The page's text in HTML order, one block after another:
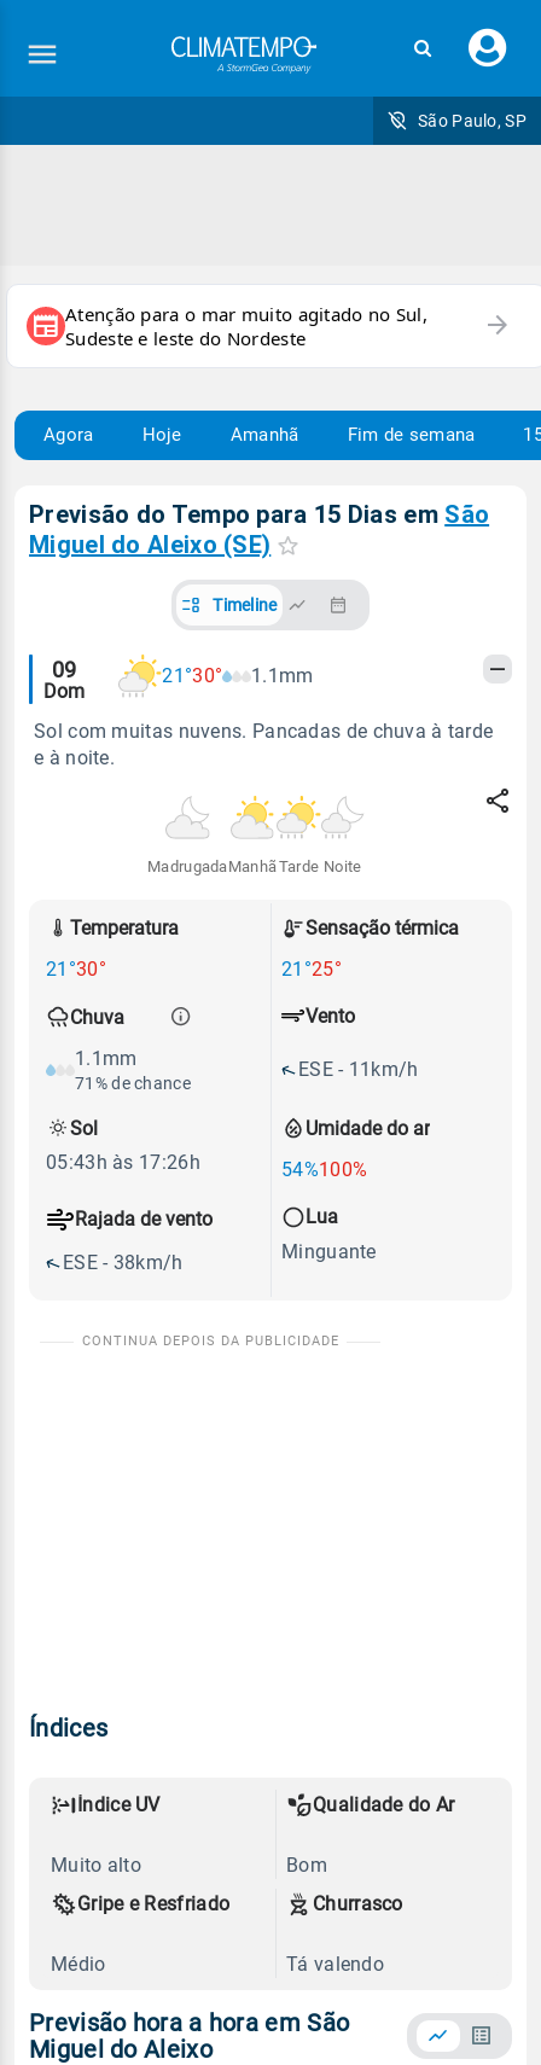
seu
São Paulo, SP
newspaper Atenção para o mar muito agitado no Sul,
Sudeste e leste do Nordeste
arrow_forward
Agora Hoje Amanhã Fim de semana
Previsão do Tempo para 15 Dias em São
Miguel do Aleixo (SE)
Timeline
Alertas
meteorológicos
09
Dom
21°30° 1.1mm
Sol com muitas nuvens. Pancadas de chuva à tarde
e à noite.
Madrugada Manhã Tarde Noite
Temperatura
21°30°
Sensação térmica
21°25°
Chuva
1.1mm
71% de chance
Umidade do ar
54%100%
Vento
ESE - 11km/h
Rajada de vento
ESE - 38km/h
Sol
05:43h às 17:26h
Lua
Minguante
Índices
Índice UV
Muito alto
Qualidade do Ar
Bom
Gripe e Resfriado
Médio
Churrasco
Tá valendo
Previsão hora a hora em São
Miguel do Aleixo